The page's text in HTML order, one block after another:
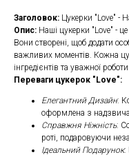
Заголовок: Цукерки "Love" -
Опис: Наші цукерки "Love" -
Вони створені, щоб додати
важливих моментів. Кожна
інгредієнтів та уважної
Переваги цукерок "Love":
Елегантний Дизайн:
оформлена з
Справжня Ніжність:
роті, подаровуючи
Ідеальний Подарунок: